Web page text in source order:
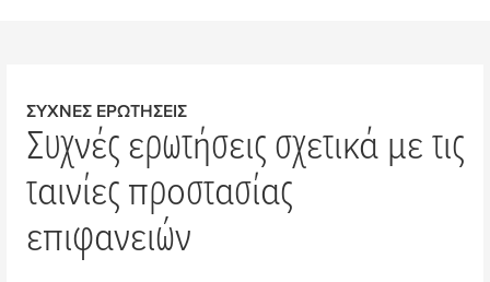
ΣΥΧΝΈΣ ΕΡΩΤΉΣΕΙΣ
Συχνές ερωτήσεις σχετικά με τις
ταινίες προστασίας
επιφανειών